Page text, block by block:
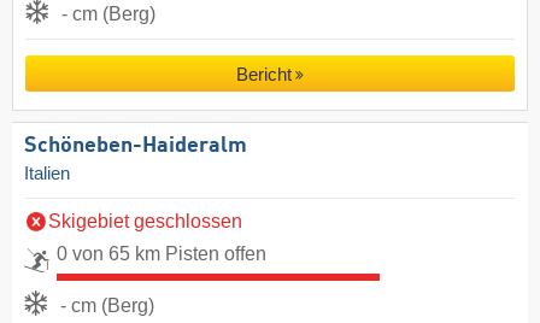
- cm (Berg)
Bericht
Schöneben-Haideralm
Italien
Skigebiet geschlossen
0 von 65 km Pisten offen
- cm (Berg)